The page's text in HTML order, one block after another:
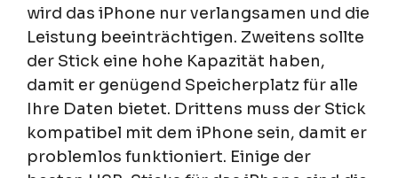
wird das iPhone nur verlangsamen und die
Leistung beeinträchtigen. Zweitens sollte
der Stick eine hohe Kapazität haben,
damit er genügend Speicherplatz für alle
Ihre Daten bietet. Drittens muss der Stick
kompatibel mit dem iPhone sein, damit er
problemlos funktioniert. Einige der